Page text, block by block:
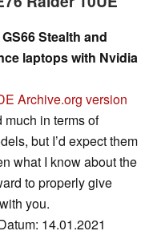
Stealth and
laptops with Nvidia
Archive.org version
much in terms of
but I’d expect them
what I know about the
to properly give
you.
14.01.2021